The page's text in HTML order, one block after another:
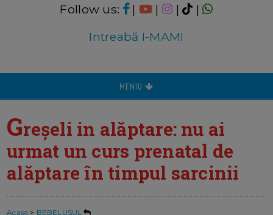
Follow us: | | |
|
Intreabă I-MAMI
MENIU
Greșeli in alăptare: nu ai
urmat un curs prenatal de
alăptare în timpul sarcinii
Acasa > BEBELUSUL